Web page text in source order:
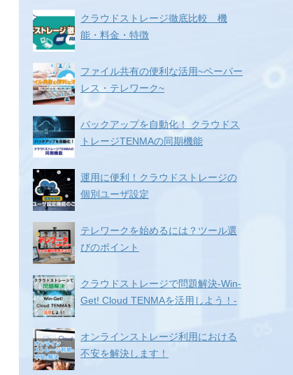
クラウドストレージ徹底比較 機
能・料金・特徴
ファイル共有の便利な活用~ペーパー
レス・テレワーク~
バックアップを自動化！ クラウドス
トレージTENMAの同期機能
運用に便利！クラウドストレージの
個別ユーザ設定
テレワークを始めるには？ツール選
びのポイント
クラウドストレージで問題解決-Win-
Get! Cloud TENMAを活用しよう！-
オンラインストレージ利用における
不安を解決します！